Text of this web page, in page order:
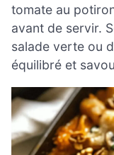
tomate au
avant de servir.
salade verte ou
équilibré et